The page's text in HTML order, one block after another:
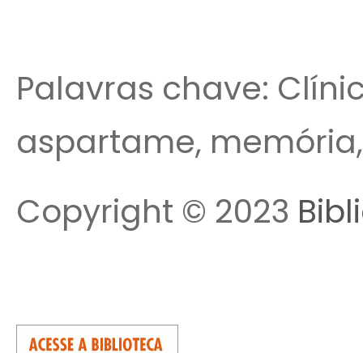
Palavras chave:
aspartame,
Copyright © 2023